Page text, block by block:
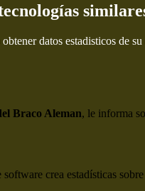
datos estadisticos de
Braco Aleman, le informa
crea estadísticas